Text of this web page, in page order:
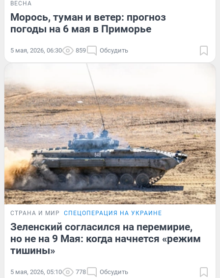
ВЕСНА
Морось, туман и ветер: прогноз
погоды на 6 мая в Приморье
5 мая, 2026, 06:30 859 Обсудить
СТРАНА И МИР СПЕЦОПЕРАЦИЯ НА УКРАИНЕ
Зеленский согласился на перемирие,
но не на 9 Мая: когда начнется «режим
тишины»
5 мая, 2026, 05:10 778 Обсудить